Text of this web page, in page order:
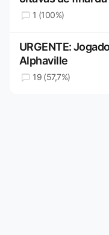
1 (100%)
URGENTE:
Alphaville
19 (57,7%)